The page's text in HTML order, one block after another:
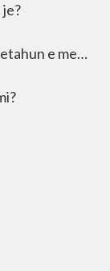
e me…